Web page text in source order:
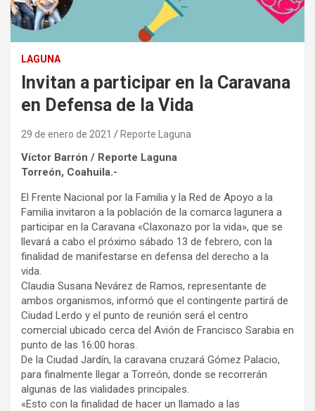
LAGUNA
Invitan a participar en la Caravana
en Defensa de la Vida
29 de enero de 2021 Reporte Laguna
Víctor Barrón / Reporte Laguna
Torreón, Coahuila.-
El Frente Nacional por la Familia y la Red de Apoyo a la
Familia invitaron a la población de la comarca lagunera a
participar en la Caravana «Claxonazo por la vida», que se
llevará a cabo el próximo sábado 13 de febrero, con la
finalidad de manifestarse en defensa del derecho a la
vida.
Claudia Susana Nevárez de Ramos, representante de
ambos organismos, informó que el contingente partirá de
Ciudad Lerdo y el punto de reunión será el centro
comercial ubicado cerca del Avión de Francisco Sarabia en
punto de las 16:00 horas.
De la Ciudad Jardín, la caravana cruzará Gómez Palacio,
para finalmente llegar a Torreón, donde se recorrerán
algunas de las vialidades principales.
«Esto con la finalidad de hacer un llamado a las